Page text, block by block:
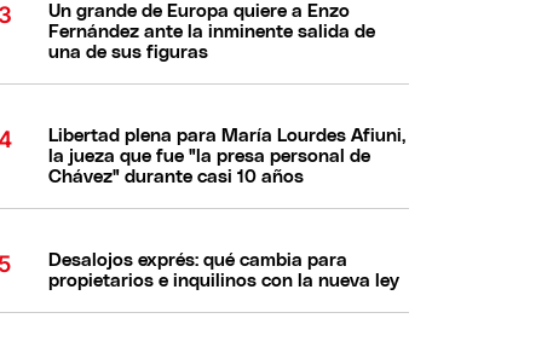
Un grande de Europa quiere a Enzo
Fernández ante la inminente salida de
una de sus figuras
Libertad plena para María Lourdes Afiuni,
la jueza que fue "la presa personal de
Chávez" durante casi 10 años
Desalojos exprés: qué cambia para
propietarios e inquilinos con la nueva ley